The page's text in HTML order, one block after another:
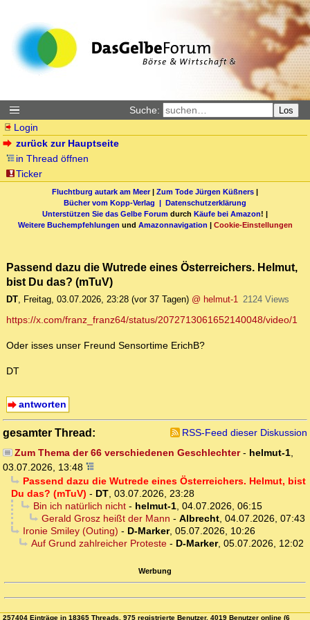
Suche: Los
Login
zurück zur Hauptseite
in Thread öffnen
Ticker
Fluchtburg autark am Meer| Zum Tode Jürgen Küßners |
Bücher vom Kopp-Verlag | Datenschutzerklärung
Unterstützen Sie das Gelbe Forum durch Käufe bei Amazon! |
Weitere Buchempfehlungen und Amazonnavigation | Cookie-Einstellungen
Passend dazu die Wutrede eines Österreichers. Helmut,
bist Du das? (mTuV)
DT, Freitag, 03.07.2026, 23:28 (vor 37 Tagen) @ helmut-1 2124 Views
https://x.com/franz_franz64/status/2072713061652140048/video/1
Oder isses unser Freund Sensortime ErichB?
DT
antworten
gesamter Thread:
RSS-Feed dieser Diskussion
Zum Thema der 66 verschiedenen Geschlechter- helmut-1,
03.07.2026, 13:48
Passend dazu die Wutrede eines Österreichers. Helmut, bist
Du das? (mTuV) - DT, 03.07.2026, 23:28
Bin ich natürlich nicht- helmut-1, 04.07.2026, 06:15
Gerald Grosz heißt der Mann - Albrecht, 04.07.2026, 07:43
Ironie Smiley (Outing) - D-Marker, 05.07.2026, 10:26
Auf Grund zahlreicher Proteste- D-Marker, 05.07.2026, 12:02
Werbung
257404 Einträge in 18365 Threads, 975 registrierte Benutzer, 4019 Benutzer online (6